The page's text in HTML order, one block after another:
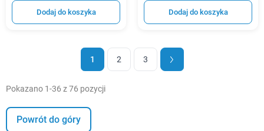
Dodaj do koszyka Dodaj do koszyka
1 2 3
Pokazano 1-36 z 76 pozycji
Powrót do góry